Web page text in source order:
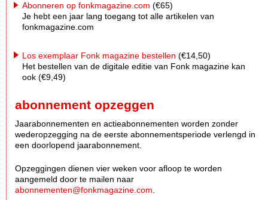
Abonneren op fonkmagazine.com (€65)
Je hebt een jaar lang toegang tot alle artikelen van
fonkmagazine.com
Los exemplaar Fonk magazine bestellen (€14,50)
Het bestellen van de digitale editie van Fonk magazine kan
ook (€9,49)
abonnement opzeggen
Jaarabonnementen en actieabonnementen worden zonder
wederopzegging na de eerste abonnementsperiode verlengd in
een doorlopend jaarabonnement.
Opzeggingen dienen vier weken voor afloop te worden
aangemeld door te mailen naar
abonnementen@fonkmagazine.com